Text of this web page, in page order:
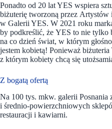
Ponadto od 20 lat YES wspiera
biżuterię tworzoną przez
w Galerii YES. W 2021 roku
by podkreślić, że YES to nie tylko
na co dzień świat, w którym
jestem kobietą! Ponieważ
z którym kobiety chcą się
Z bogatą ofertą
Na 100 tys. mkw. galerii Posnania
i średnio-powierzchniowych
restauracji i kawiarni.